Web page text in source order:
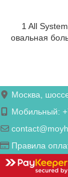
1 All
овальная
Москва,
Мобильный:
Правила